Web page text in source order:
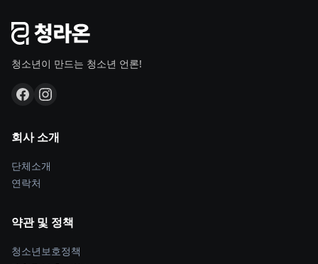
청소년이 만드는 청소년 언론!
회사 소개
단체소개
연락처
약관 및 정책
청소년보호정책